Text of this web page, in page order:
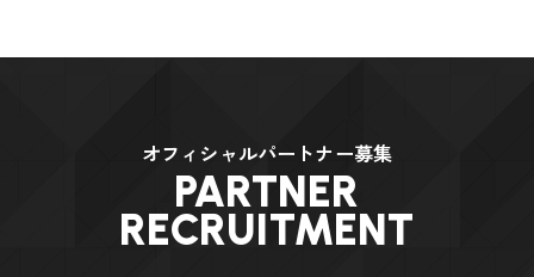
オフィシャルパートナー募集
PARTNER
RECRUITMENT